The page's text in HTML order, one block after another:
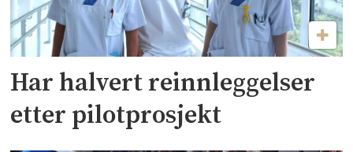
Har halvert reinnleggelser
etter pilotprosjekt